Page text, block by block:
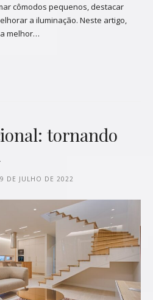
cômodos pequenos, destacar
a iluminação. Neste artigo,
melhor…
tornando
DE JULHO DE 2022